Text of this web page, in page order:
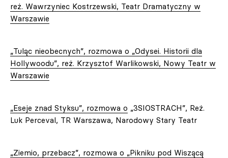
reż. Wawrzyniec Kostrzewski, Teatr Dramatyczny w
Warszawie
„Tuląc nieobecnych”, rozmowa o „Odysei. Historii dla
Hollywoodu”, reż. Krzysztof Warlikowski, Nowy Teatr w
Warszawie
„Eseje znad Styksu”, rozmowa o „3SIOSTRACH”, Reż.
Luk Perceval, TR Warszawa, Narodowy Stary Teatr
„Ziemio, przebacz”, rozmowa o „Pikniku pod Wiszącą